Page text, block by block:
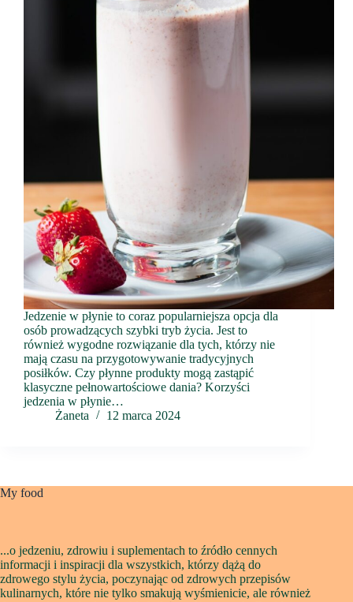
Jedzenie w płynie to coraz popularniejsza opcja dla
osób prowadzących szybki tryb życia. Jest to
również wygodne rozwiązanie dla tych, którzy nie
mają czasu na przygotowywanie tradycyjnych
posiłków. Czy płynne produkty mogą zastąpić
klasyczne pełnowartościowe dania? Korzyści
jedzenia w płynie…
Żaneta
12 marca 2024
My food
...o jedzeniu, zdrowiu i suplementach to źródło cennych
informacji i inspiracji dla wszystkich, którzy dążą do
zdrowego stylu życia, poczynając od zdrowych przepisów
kulinarnych, które nie tylko smakują wyśmienicie, ale również